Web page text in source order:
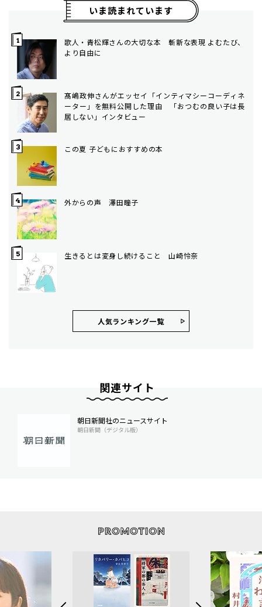
いま読まれています
歌人・青松輝さんの大切な本 斬新な表現 よむたび、
より自由に
髙嶋政伸さんがエッセイ「インティマシーコーディネ
ーター」を無料公開した理由 「おつむの良い子は長
居しない」インタビュー
この夏 子どもにおすすめの本
外からの声 澤田瞳子
生きるとは変身し続けること 山崎怜奈
人気ランキング⼀覧
関連サイト
朝日新聞社のニュースサイト
朝日新聞（デジタル版）